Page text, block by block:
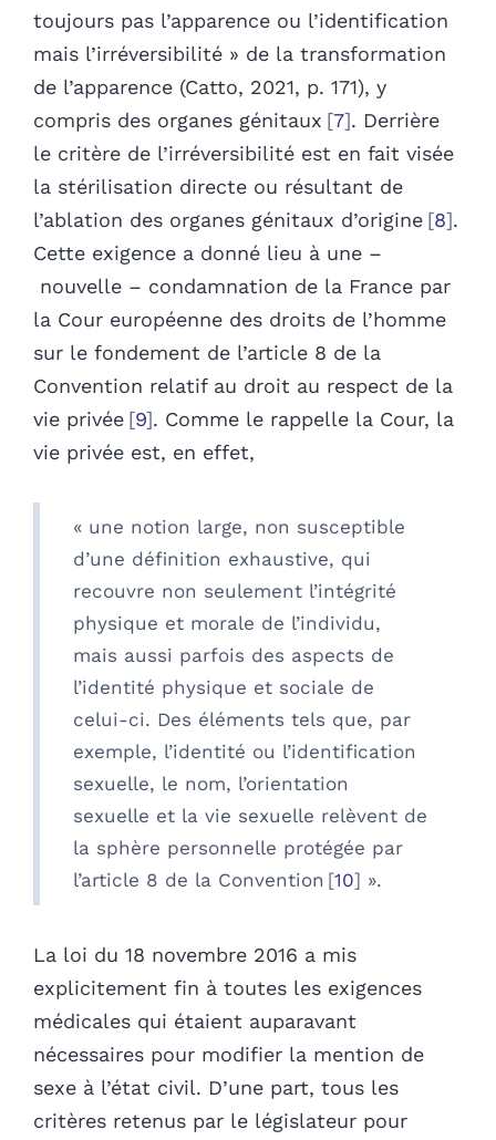
toujours pas l’apparence ou l’identification
mais l’irréversibilité » de la transformation
de l’apparence (Catto, 2021, p. 171), y
compris des organes génitaux 7 . Derrière
le critère de l’irréversibilité est en fait visée
la stérilisation directe ou résultant de
l’ablation des organes génitaux d’origine 8 .
Cette exigence a donné lieu à une –
nouvelle – condamnation de la France par
la Cour européenne des droits de l’homme
sur le fondement de l’article 8 de la
Convention relatif au droit au respect de la
vie privée 9 . Comme le rappelle la Cour, la
vie privée est, en effet,
« une notion large, non susceptible
d’une définition exhaustive, qui
recouvre non seulement l’intégrité
physique et morale de l’individu,
mais aussi parfois des aspects de
l’identité physique et sociale de
celui-ci. Des éléments tels que, par
exemple, l’identité ou l’identification
sexuelle, le nom, l’orientation
sexuelle et la vie sexuelle relèvent de
la sphère personnelle protégée par
l’article 8 de la Convention 10 ».
La loi du 18 novembre 2016 a mis
explicitement fin à toutes les exigences
médicales qui étaient auparavant
nécessaires pour modifier la mention de
sexe à l’état civil. D’une part, tous les
critères retenus par le législateur pour